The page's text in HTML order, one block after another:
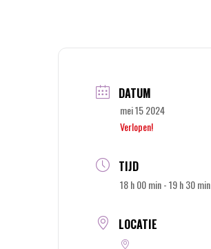
DATUM
mei 15 2024
Verlopen!
TIJD
18 h 00 min - 19 h 30 min
LOCATIE